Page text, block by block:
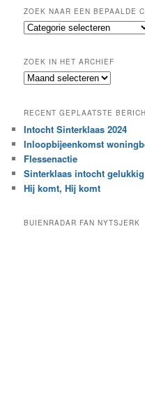
k
e
n
ZOEK NAAR EEN BEPAALDE
Z
k
n
e
e
n
b
e
a
ZOEK IN HET ARCHIEF
Z
k
i
n
h
e
t
c
RECENT GEPLAATSTE
Intocht Sinterklaas 2024
Inloopbijeenkomst
Flessenactie
Sinterklaas intocht
Hij komt, Hij komt
BUIENRADAR FAN NYTSJERK